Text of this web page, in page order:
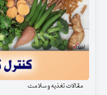
مقالات تغذیه و سلامت